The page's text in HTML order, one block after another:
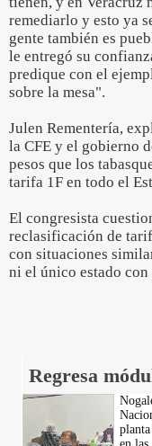
remediarlo y esto ya
gente también es
le entregó su
predique con el
sobre la mesa".
Julen Rementería,
la CFE y el gobierno
pesos que los
tarifa 1F en todo el
El congresista
reclasificación de
con situaciones
ni el único estado con
Regresa